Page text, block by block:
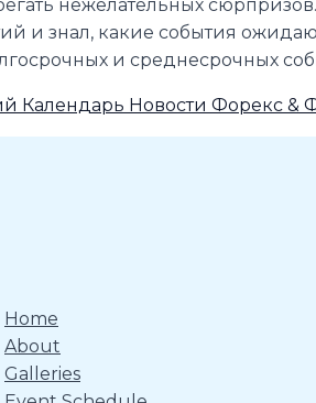
нежелательных
и знал, какие события
и среднесрочных
Календарь Новости Форекс &
Home
About
Galleries